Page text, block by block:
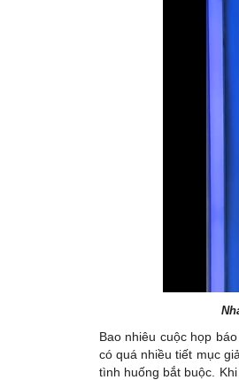
Bao nhiêu cuộc họp
có quá nhiều tiết mục
tình huống bắt buộc.